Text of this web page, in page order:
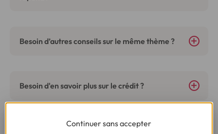
Besoin d’autres conseils sur le même thème ?
Besoin d'en savoir plus sur le crédit ?
(1) Vous recevrez ensuite un contrat pré-rempli qu'il vous faudra nous
Continuer sans accepter